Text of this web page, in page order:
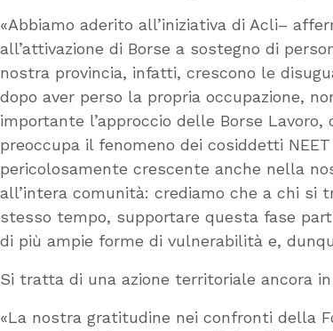
«Abbiamo aderito all’iniziativa di Acli–
all’attivazione di Borse a sostegno di
nostra provincia, infatti, crescono le
dopo aver perso la propria occupazione,
importante l’approccio delle Borse
preoccupa il fenomeno dei cosiddetti
pericolosamente crescente anche nella
all’intera comunità: crediamo che a chi si
stesso tempo, supportare questa fase
di più ampie forme di vulnerabilità e,
Si tratta di una azione territoriale ancora in
«La nostra gratitudine nei confronti della